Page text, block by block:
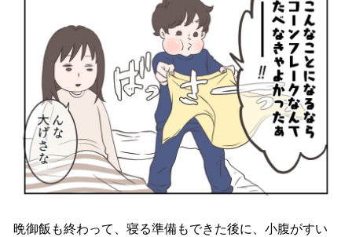
晩御飯も終わって、寝る準備もできた後に、小腹がすい